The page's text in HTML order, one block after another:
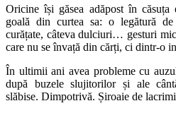
Oricine își găsea adăpost în
goală din curtea sa: o legătură
curățate, câteva dulciuri… gesturi
care nu se învață din cărți, ci dintr-o
În ultimii ani avea probleme cu
după buzele slujitorilor și ale
slăbise. Dimpotrivă. Șiroaie de